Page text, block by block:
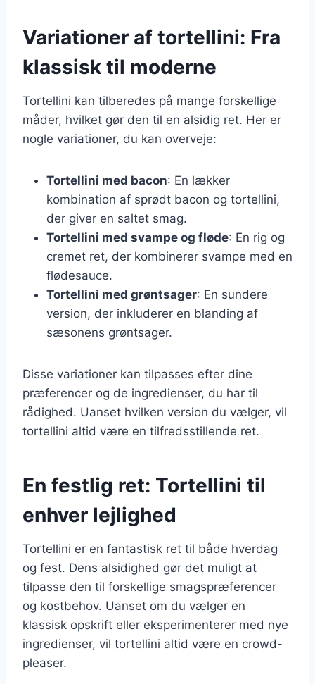
Variationer af tortellini: Fra
klassisk til moderne
Tortellini kan tilberedes på mange forskellige
måder, hvilket gør den til en alsidig ret. Her er
nogle variationer, du kan overveje:
Tortellini med bacon: En lækker
kombination af sprødt bacon og tortellini,
der giver en saltet smag.
Tortellini med svampe og fløde: En rig og
cremet ret, der kombinerer svampe med en
flødesauce.
Tortellini med grøntsager: En sundere
version, der inkluderer en blanding af
sæsonens grøntsager.
Disse variationer kan tilpasses efter dine
præferencer og de ingredienser, du har til
rådighed. Uanset hvilken version du vælger, vil
tortellini altid være en tilfredsstillende ret.
En festlig ret: Tortellini til
enhver lejlighed
Tortellini er en fantastisk ret til både hverdag
og fest. Dens alsidighed gør det muligt at
tilpasse den til forskellige smagspræferencer
og kostbehov. Uanset om du vælger en
klassisk opskrift eller eksperimenterer med nye
ingredienser, vil tortellini altid være en crowd-
pleaser.